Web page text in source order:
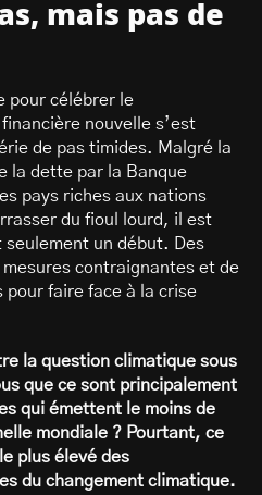
mais pas de
pour célébrer le
nouvelle s’est
de pas timides. Malgré la
la dette par la Banque
pays riches aux nations
du fioul lourd, il est
seulement un début. Des
contraignantes et de
faire face à la crise
la question climatique sous
que ce sont principalement
qui émettent le moins de
mondiale ? Pourtant, ce
plus élevé des
du changement climatique.